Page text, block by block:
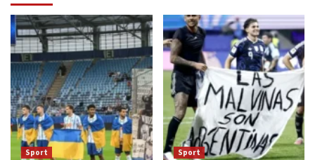
Sport Sport